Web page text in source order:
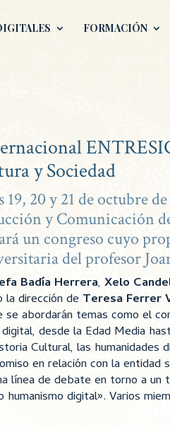
FORMACIÓN
y Sociedad
20 y 21 de octubre
y Comunicación
un congreso cuyo
del profesor
Badía Herrera,Xelo
la dirección de Teresa Ferrer
se abordarán temas como el
desde la Edad Media
Cultural, las humanidades
en relación con la
línea de debate en torno a un
humanismo digital». Varios